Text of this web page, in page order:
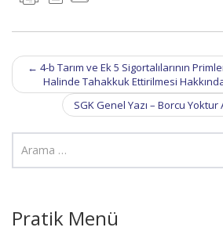
Post
navigation
← 4-b Tarım ve Ek 5 Sigortalılarının
Halinde Tahakkuk Ettirilmesi Hakkında
SGK Genel Yazı – Borcu
Pratik Menü